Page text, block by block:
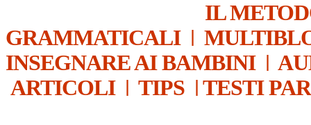
IL
GRAMMATICALI|
INSEGNARE AI BAMBINI|
ARTICOLI| TIPS | TESTI